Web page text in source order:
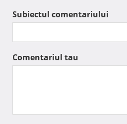
Subiectul comentariului
Comentariul tau